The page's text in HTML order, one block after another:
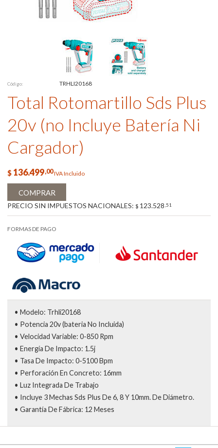
Código: TRHLI20168
Total Rotomartillo Sds Plus
20v (no Incluye Batería Ni
Cargador)
$ 136.499,00IVA Incluido
COMPRAR
PRECIO SIN IMPUESTOS NACIONALES: $ 123.528 ,51
FORMAS DE PAGO
• Modelo: Trhli20168
• Potencia 20v (bateria No Incluida)
• Velocidad Variable: 0-850 Rpm
• Energía De Impacto: 1.5j
• Tasa De Impacto: 0-5100 Bpm
• Perforación En Concreto: 16mm
• Luz Integrada De Trabajo
• Incluye 3 Mechas Sds Plus De 6, 8 Y 10mm. De Diámetro.
• Garantía De Fábrica: 12 Meses